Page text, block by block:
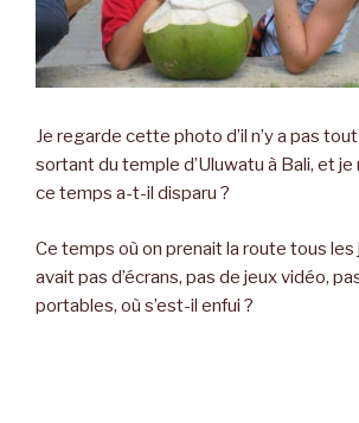
Je regarde cette photo d’il n’y a pas
sortant du temple d’Uluwatu à Bali, et je
ce temps a-t-il disparu ?
Ce temps où on prenait la route tous les
avait pas d’écrans, pas de jeux vidéo,
portables, où s’est-il enfui ?